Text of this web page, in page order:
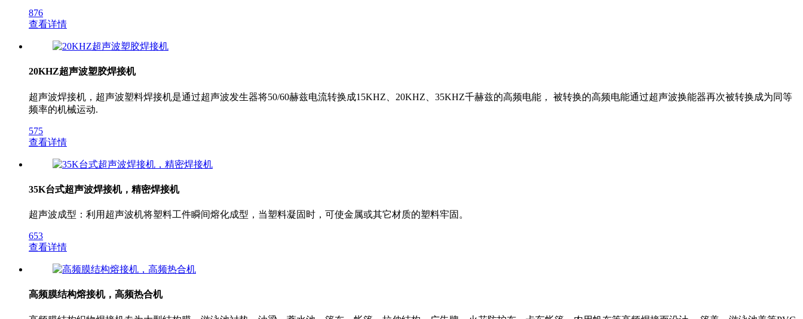
876
查看详情
20KHZ超声波塑胶焊接机
超声波焊接机，超声波塑料焊接机是通过超声波发生器将50/60赫兹电流转换成15KHZ、20KHZ、35KHZ千赫兹的高频电能， 被转换的高频电能通过超声波换能器再次被转换成为同等
频率的机械运动.
575
查看详情
35K台式超声波焊接机，精密焊接机
超声波成型：利用超声波机将塑料工件瞬间熔化成型，当塑料凝固时，可使金属或其它材质的塑料牢固。
653
查看详情
高频膜结构熔接机，高频热合机